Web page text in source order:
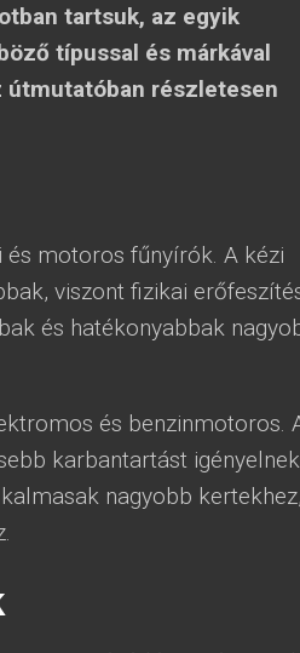
tartsuk, az egyik
típussal és márkával
útmutatóban részletesen
motoros fűnyírók. A kézi
viszont fizikai
és hatékonyabbak
és benzinmotoros.
karbantartást
nagyobb kertekhez,